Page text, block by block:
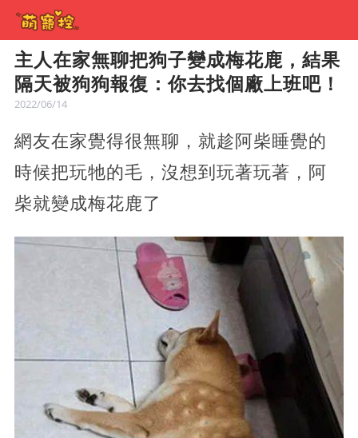
主人在家無聊把狗子變成梅花鹿，結果
隔天被狗狗報復：你去找個廠上班吧！
2022/06/14
網友在家覺得很無聊，就趁阿柴睡覺的
時候把玩牠的毛，沒想到玩著玩著，阿
柴就變成梅花鹿了